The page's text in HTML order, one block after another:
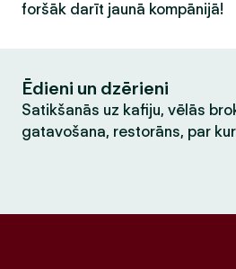
foršāk darīt jaunā kompānijā!
Ēdieni un dzērieni
Satikšanās uz kafiju, vēlās
gatavošana, restorāns, par